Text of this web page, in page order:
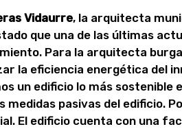
Vidaurre, la arquitecta
que una de las últimas
Para la arquitecta
la eficiencia energética del
un edificio lo más sostenible
medidas pasivas del edificio.
El edificio cuenta con una